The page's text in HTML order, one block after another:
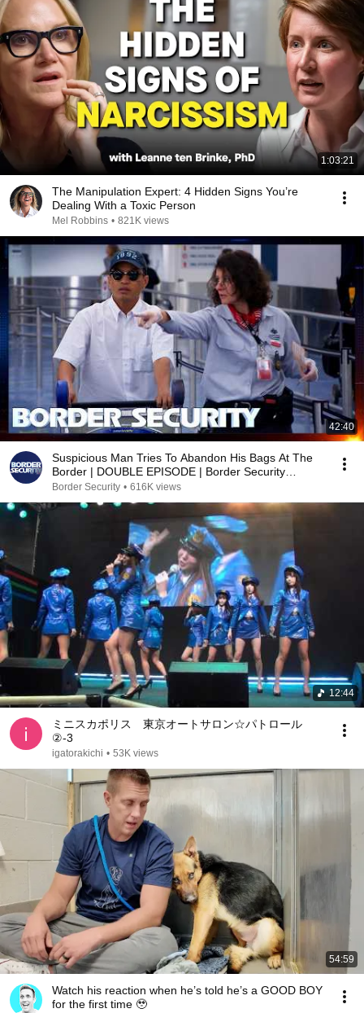
1:03:21
The Manipulation Expert: 4 Hidden Signs You’re
Dealing With a Toxic Person
Mel Robbins • 821K views
42:40
Suspicious Man Tries To Abandon His Bags At The
Border | DOUBLE EPISODE | Border Security
Australia
Border Security • 616K views
12:44
ミニスカポリス 東京オートサロン☆パトロール
②-3
igatorakichi • 53K views
54:59
Watch his reaction when he’s told he’s a GOOD BOY
for the first time 🥹